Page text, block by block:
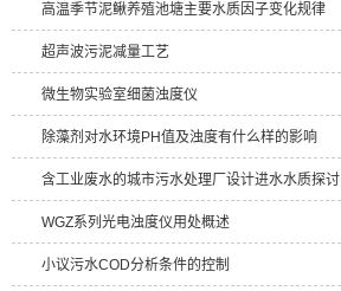
高温季节泥鳅养殖池塘主要水质因子变化规律
超声波污泥减量工艺
微生物实验室细菌浊度仪
除藻剂对水环境PH值及浊度有什么样的影响
含工业废水的城市污水处理厂设计进水水质探讨
WGZ系列光电浊度仪用处概述
小议污水COD分析条件的控制